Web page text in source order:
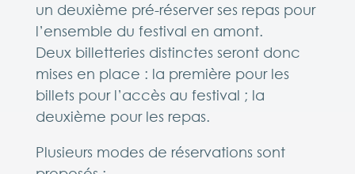
un deuxième pré-réserver ses repas pour
l’ensemble du festival en amont.
Deux billetteries distinctes seront donc
mises en place : la première pour les
billets pour l’accès au festival ; la
deuxième pour les repas.
Plusieurs modes de réservations sont